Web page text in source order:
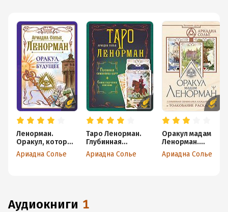
Ленорман.
Оракул, который
предскажет
будущее
Ариадна Солье
Таро Ленорман.
Глубинная
символика карт.
Самое подробное
Ариадна Солье
Оракул мадам
Ленорман.
Глубинная
символика
Ариадна Солье
аудиокниги 1